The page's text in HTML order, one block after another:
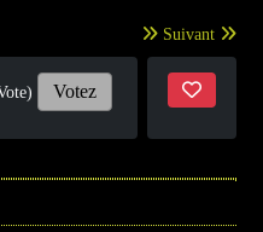
Suivant
Votez